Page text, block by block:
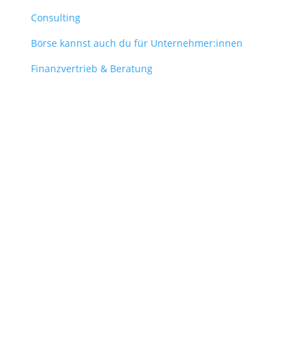
Consulting
Börse kannst auch du für Unternehmer:innen
Finanzvertrieb & Beratung